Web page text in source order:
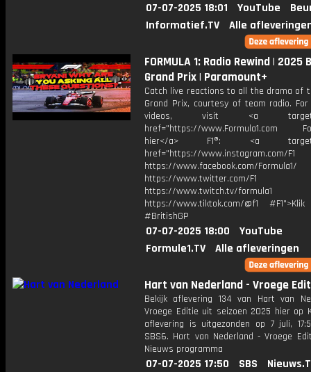
07-07-2025 18:01 YouTube
Informatief.TV
Alle
FORMULA 1: Radio Rewind | 2025
Grand Prix | Paramount+
Catch live reactions to all the drama of
Grand Prix, courtesy of team radio. For
videos, visit <a
href="https://www.Formula1.com
hier</a> F1®: <a
href="https://www.instagram.com/F1
https://www.facebook.com/Formula1/
https://www.twitter.com/F1
https://www.twitch.tv/formula1
https://www.tiktok.com/@f1
#BritishGP
07-07-2025 18:00
YouTube
Formule1.TV
Alle afleveringen
Hart van Nederland - Vroege
Bekijk aflevering 134 van Hart van
Vroege Editie uit seizoen 2025 hier op
aflevering is uitgezonden op 7 juli,
SBS6. Hart van Nederland - Vroege
Nieuws programma
07-07-2025 17:50 SBS